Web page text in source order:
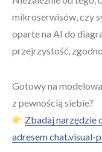
mikroserwisów, czy
oparte na AI do
przejrzystość,
Gotowy na
z pewnością siebie?
Zbadaj narzędzie
adresem chat.visual-